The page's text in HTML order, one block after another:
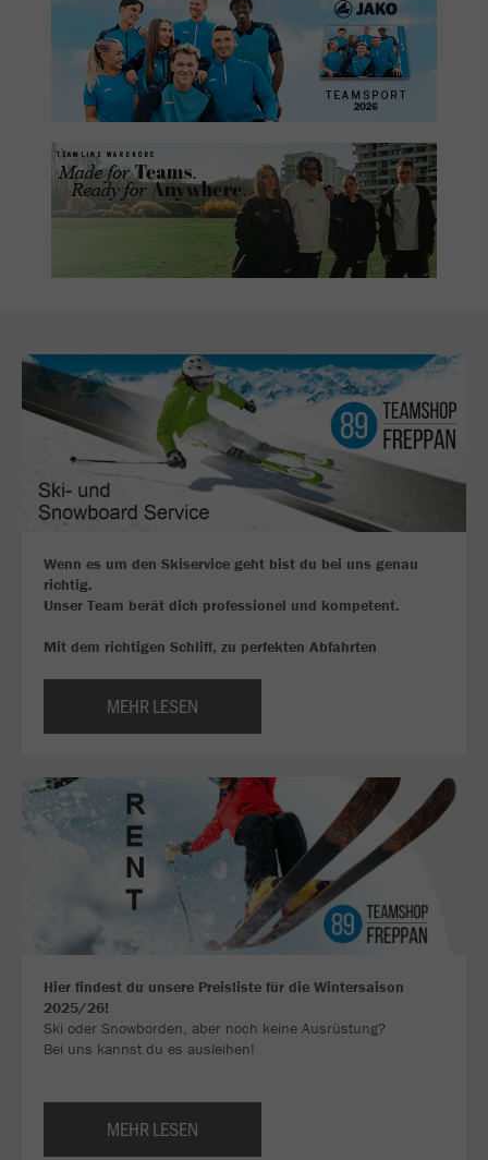
Wenn es um den Skiservice geht bist du bei uns genau
richtig.
Unser Team berät dich professionel und kompetent.
Mit dem richtigen Schliff, zu perfekten Abfahrten
MEHR LESEN
Hier findest du unsere Preisliste für die Wintersaison
2025/26!
Ski oder Snowborden, aber noch keine Ausrüstung?
Bei uns kannst du es ausleihen!
MEHR LESEN